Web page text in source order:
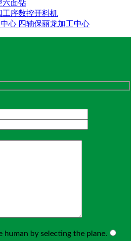
六面钻
工序数控开料机
四轴保丽龙加工中心
human by selecting the plane.